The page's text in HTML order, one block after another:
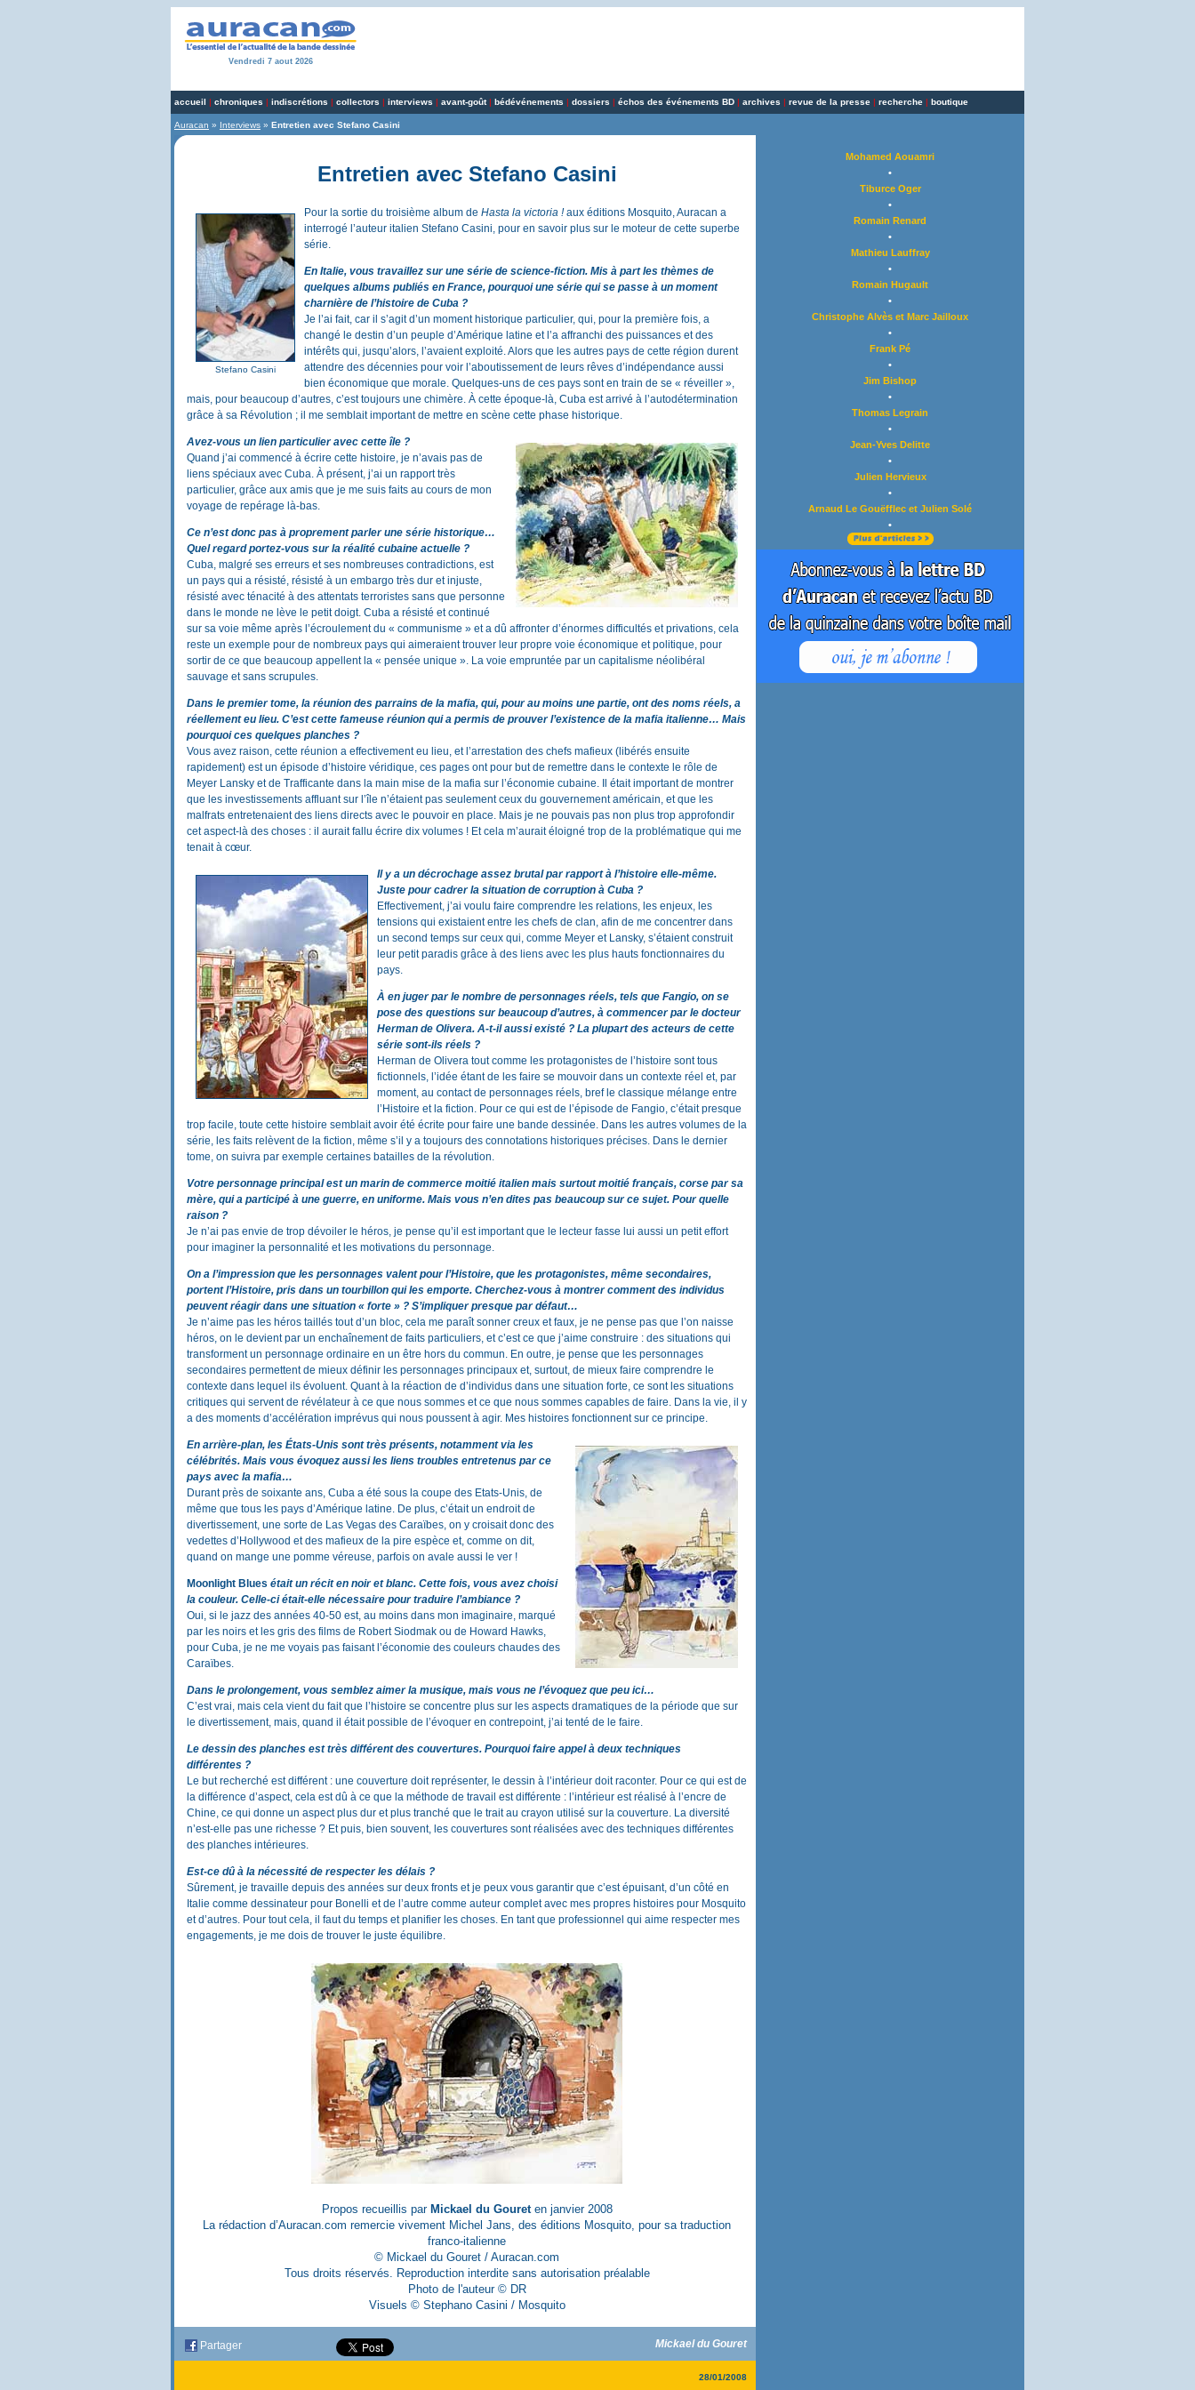
Vendredi 7 aout 2026
accueil | chroniques | indiscrétions | collectors | interviews | avant-goût| bédévénements | dossiers | échos des événements BD | archives | revue de la presse | recherche | boutique
Auracan » Interviews » Entretien avec Stefano Casini
Entretien avec Stefano Casini
Stefano Casini
Pour la sortie du troisième album de Hasta la victoria !aux éditions Mosquito, Auracan a
interrogé l’auteur italien Stefano Casini, pour en savoir plus sur le moteur de cette superbe
série.
En Italie, vous travaillez sur une série de science-fiction. Mis à part les thèmes de
quelques albums publiés en France, pourquoi une série qui se passe à un moment
charnière de l’histoire de Cuba ?
Je l’ai fait, car il s’agit d’un moment historique particulier, qui, pour la première fois, a
changé le destin d’un peuple d’Amérique latine et l’a affranchi des puissances et des
intérêts qui, jusqu’alors, l’avaient exploité. Alors que les autres pays de cette région durent
attendre des décennies pour voir l’aboutissement de leurs rêves d’indépendance aussi
bien économique que morale. Quelques-uns de ces pays sont en train de se « réveiller »,
mais, pour beaucoup d’autres, c’est toujours une chimère. À cette époque-là, Cuba est arrivé à l’autodétermination
grâce à sa Révolution ; il me semblait important de mettre en scène cette phase historique.
Avez-vous un lien particulier avec cette île ?
Quand j’ai commencé à écrire cette histoire, je n’avais pas de
liens spéciaux avec Cuba. À présent, j’ai un rapport très
particulier, grâce aux amis que je me suis faits au cours de mon
voyage de repérage là-bas.
Ce n’est donc pas à proprement parler une série historique…
Quel regard portez-vous sur la réalité cubaine actuelle ?
Cuba, malgré ses erreurs et ses nombreuses contradictions, est
un pays qui a résisté, résisté à un embargo très dur et injuste,
résisté avec ténacité à des attentats terroristes sans que personne
dans le monde ne lève le petit doigt. Cuba a résisté et continué
sur sa voie même après l’écroulement du « communisme » et a dû affronter d’énormes difficultés et privations, cela
reste un exemple pour de nombreux pays qui aimeraient trouver leur propre voie économique et politique, pour
sortir de ce que beaucoup appellent la « pensée unique ». La voie empruntée par un capitalisme néolibéral
sauvage et sans scrupules.
Dans le premier tome, la réunion des parrains de la mafia, qui, pour au moins une partie, ont des noms réels, a
réellement eu lieu. C’est cette fameuse réunion qui a permis de prouver l’existence de la mafia italienne… Mais
pourquoi ces quelques planches ?
Vous avez raison, cette réunion a effectivement eu lieu, et l’arrestation des chefs mafieux (libérés ensuite
rapidement) est un épisode d’histoire véridique, ces pages ont pour but de remettre dans le contexte le rôle de
Meyer Lansky et de Trafficante dans la main mise de la mafia sur l’économie cubaine. Il était important de montrer
que les investissements affluant sur l’île n’étaient pas seulement ceux du gouvernement américain, et que les
malfrats entretenaient des liens directs avec le pouvoir en place. Mais je ne pouvais pas non plus trop approfondir
cet aspect-là des choses : il aurait fallu écrire dix volumes ! Et cela m’aurait éloigné trop de la problématique qui me
tenait à cœur.
Il y a un décrochage assez brutal par rapport à l’histoire elle-même.
Juste pour cadrer la situation de corruption à Cuba ?
Effectivement, j’ai voulu faire comprendre les relations, les enjeux, les
tensions qui existaient entre les chefs de clan, afin de me concentrer dans
un second temps sur ceux qui, comme Meyer et Lansky, s’étaient construit
leur petit paradis grâce à des liens avec les plus hauts fonctionnaires du
pays.
À en juger par le nombre de personnages réels, tels que Fangio, on se
pose des questions sur beaucoup d’autres, à commencer par le docteur
Herman de Olivera. A-t-il aussi existé ? La plupart des acteurs de cette
série sont-ils réels ?
Herman de Olivera tout comme les protagonistes de l’histoire sont tous
fictionnels, l’idée étant de les faire se mouvoir dans un contexte réel et, par
moment, au contact de personnages réels, bref le classique mélange entre
l’Histoire et la fiction. Pour ce qui est de l’épisode de Fangio, c’était presque
trop facile, toute cette histoire semblait avoir été écrite pour faire une bande dessinée. Dans les autres volumes de la
série, les faits relèvent de la fiction, même s’il y a toujours des connotations historiques précises. Dans le dernier
tome, on suivra par exemple certaines batailles de la révolution.
Votre personnage principal est un marin de commerce moitié italien mais surtout moitié français, corse par sa
mère, qui a participé à une guerre, en uniforme. Mais vous n’en dites pas beaucoup sur ce sujet. Pour quelle
raison ?
Je n’ai pas envie de trop dévoiler le héros, je pense qu’il est important que le lecteur fasse lui aussi un petit effort
pour imaginer la personnalité et les motivations du personnage.
On a l’impression que les personnages valent pour l’Histoire, que les protagonistes, même secondaires,
portent l’Histoire, pris dans un tourbillon qui les emporte. Cherchez-vous à montrer comment des individus
peuvent réagir dans une situation « forte » ? S’impliquer presque par défaut…
Je n’aime pas les héros taillés tout d’un bloc, cela me paraît sonner creux et faux, je ne pense pas que l’on naisse
héros, on le devient par un enchaînement de faits particuliers, et c’est ce que j’aime construire : des situations qui
transforment un personnage ordinaire en un être hors du commun. En outre, je pense que les personnages
secondaires permettent de mieux définir les personnages principaux et, surtout, de mieux faire comprendre le
contexte dans lequel ils évoluent. Quant à la réaction de d’individus dans une situation forte, ce sont les situations
critiques qui servent de révélateur à ce que nous sommes et ce que nous sommes capables de faire. Dans la vie, il y
a des moments d’accélération imprévus qui nous poussent à agir. Mes histoires fonctionnent sur ce principe.
En arrière-plan, les États-Unis sont très présents, notamment via les
célébrités. Mais vous évoquez aussi les liens troubles entretenus par ce
pays avec la mafia…
Durant près de soixante ans, Cuba a été sous la coupe des Etats-Unis, de
même que tous les pays d’Amérique latine. De plus, c’était un endroit de
divertissement, une sorte de Las Vegas des Caraïbes, on y croisait donc des
vedettes d’Hollywood et des mafieux de la pire espèce et, comme on dit,
quand on mange une pomme véreuse, parfois on avale aussi le ver !
Moonlight Blues était un récit en noir et blanc. Cette fois, vous avez choisi
la couleur. Celle-ci était-elle nécessaire pour traduire l’ambiance ?
Oui, si le jazz des années 40-50 est, au moins dans mon imaginaire, marqué
par les noirs et les gris des films de Robert Siodmak ou de Howard Hawks,
pour Cuba, je ne me voyais pas faisant l’économie des couleurs chaudes des
Caraïbes.
Dans le prolongement, vous semblez aimer la musique, mais vous ne l’évoquez que peu ici…
C’est vrai, mais cela vient du fait que l’histoire se concentre plus sur les aspects dramatiques de la période que sur
le divertissement, mais, quand il était possible de l’évoquer en contrepoint, j’ai tenté de le faire.
Le dessin des planches est très différent des couvertures. Pourquoi faire appel à deux techniques
différentes ?
Le but recherché est différent : une couverture doit représenter, le dessin à l’intérieur doit raconter. Pour ce qui est de
la différence d’aspect, cela est dû à ce que la méthode de travail est différente : l’intérieur est réalisé à l’encre de
Chine, ce qui donne un aspect plus dur et plus tranché que le trait au crayon utilisé sur la couverture. La diversité
n’est-elle pas une richesse ? Et puis, bien souvent, les couvertures sont réalisées avec des techniques différentes
des planches intérieures.
Est-ce dû à la nécessité de respecter les délais ?
Sûrement, je travaille depuis des années sur deux fronts et je peux vous garantir que c’est épuisant, d’un côté en
Italie comme dessinateur pour Bonelli et de l’autre comme auteur complet avec mes propres histoires pour Mosquito
et d’autres. Pour tout cela, il faut du temps et planifier les choses. En tant que professionnel qui aime respecter mes
engagements, je me dois de trouver le juste équilibre.
Propos recueillis par Mickael du Goureten janvier 2008
La rédaction d’Auracan.com remercie vivement Michel Jans, des éditions Mosquito, pour sa traduction
franco-italienne
© Mickael du Gouret / Auracan.com
Tous droits réservés. Reproduction interdite sans autorisation préalable
Photo de l'auteur © DR
Visuels © Stephano Casini / Mosquito
Mohamed Aouamri
•
Tiburce Oger
•
Romain Renard
•
Mathieu Lauffray
•
Romain Hugault
•
Christophe Alvès et Marc Jailloux
•
Frank Pé
•
Jim Bishop
•
Thomas Legrain
•
Jean-Yves Delitte
•
Julien Hervieux
•
Arnaud Le Gouëfflec et Julien Solé
•
Partager Mickael du Gouret
28/01/2008